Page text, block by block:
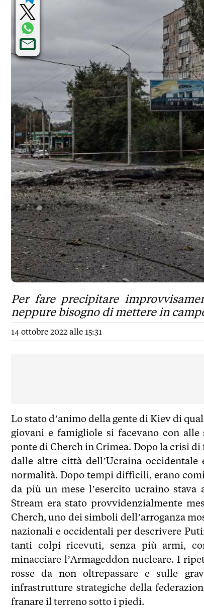
Per fare precipitare
neppure bisogno di mettere in
14 ottobre 2022 alle 15:31
Lo stato d’animo della gente di Kiev di
giovani e famigliole si facevano con alle
ponte di Cherch in Crimea. Dopo la crisi
dalle altre città dell’Ucraina
normalità. Dopo tempi difficili, erano
da più un mese l’esercito ucraino stava
Stream era stato provvidenzialmente
Cherch, uno dei simboli dell’arroganza
nazionali e occidentali per descrivere
tanti colpi ricevuti, senza più armi,
minacciare l’Armageddon nucleare. I
rosse da non oltrepassare e sulle
infrastrutture strategiche della
franare il terreno sotto i piedi.